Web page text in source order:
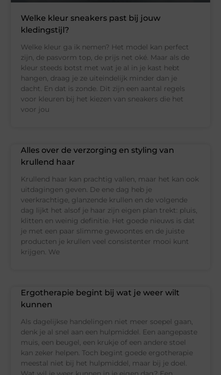
Welke kleur sneakers past bij jouw
kledingstijl?
Welke kleur ga ik nemen? Het model kan perfect
zijn, de pasvorm top, de prijs net oké. Maar als de
kleur steeds botst met wat je al in je kast hebt
hangen, draag je ze uiteindelijk minder dan je
dacht. En dat is zonde. Dit zijn een aantal regels
voor kleuren bij het kiezen van sneakers die het
voor jou
Alles over de verzorging en styling van
krullend haar
Krullend haar kan prachtig vallen, maar het kan ook
uitdagingen geven. De ene dag heb je
veerkrachtige, glanzende krullen en de volgende
dag lijkt het alsof je haar zijn eigen plan trekt: pluis,
klitten en weinig definitie. Het goede nieuws is dat
je met een paar slimme gewoontes en de juiste
producten je krullen veel consistenter mooi kunt
krijgen. We
Ergotherapie begint bij wat je weer wilt
kunnen
Als dagelijkse handelingen niet meer soepel gaan,
denk je al snel aan een hulpmiddel. Een aangepaste
muis, een beugel, een krukje of een andere stoel
kan zeker helpen. Toch begint goede ergotherapie
meestal niet bij het hulpmiddel, maar bij je doel.